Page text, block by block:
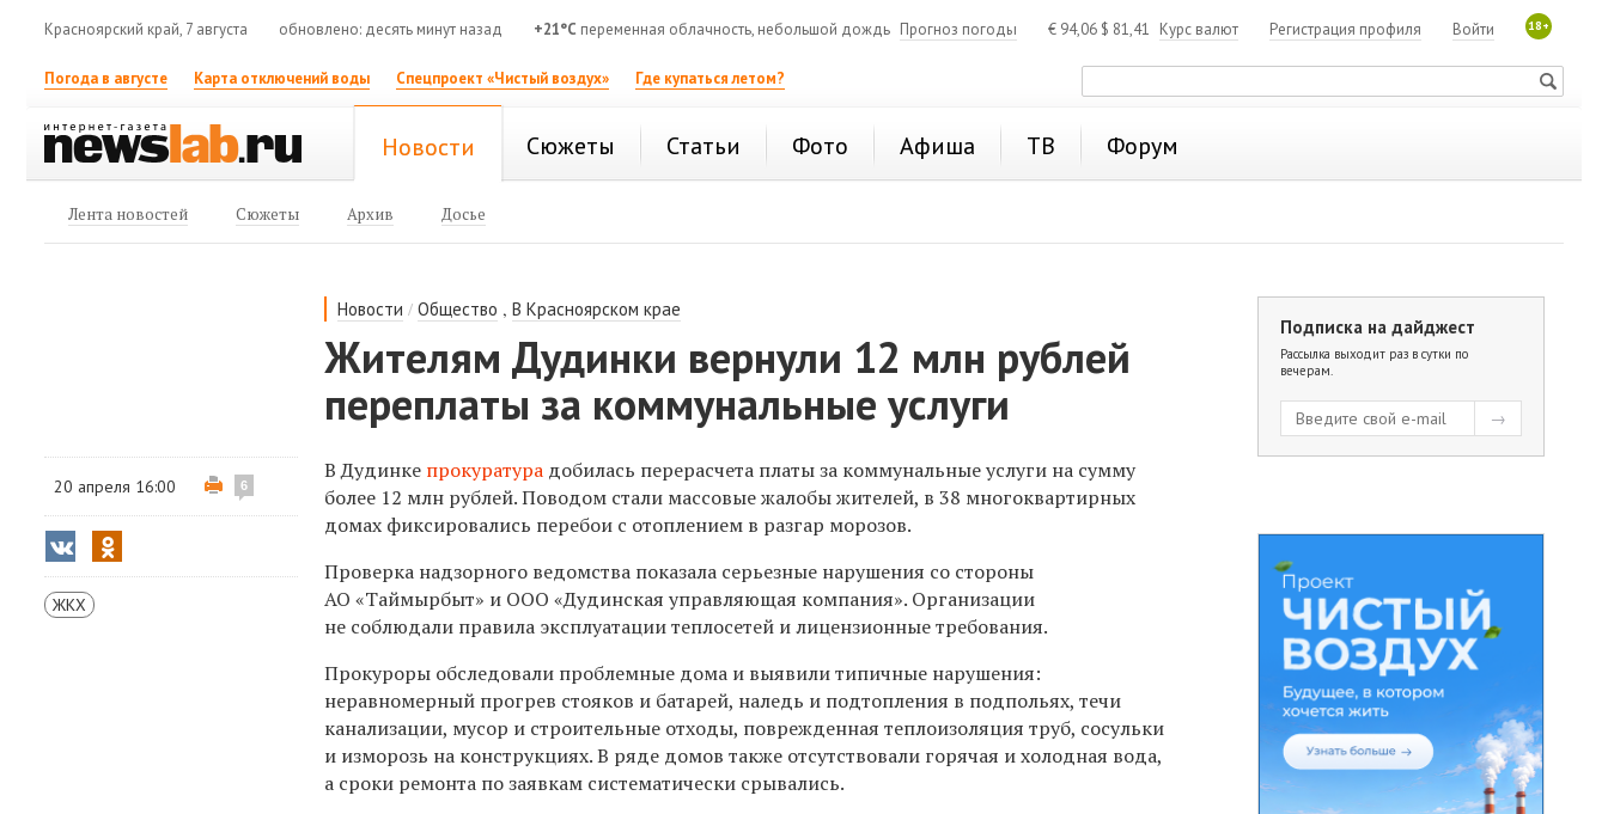
Красноярский край, 7 августа обновлено: десять минут назад +21°C переменная облачность, небольшой дождь Прогноз погоды € 94,06 $ 81,41 Курс валют 18+
Войти
Регистрация профиля
Погода в августе Карта отключений воды Спецпроект «Чистый воздух» Где купаться летом?
Новости Сюжеты Статьи Фото Афиша ТВ Форум
Лента новостей Сюжеты Архив Досье
Новости /Общество ,В Красноярском крае
Жителям Дудинки вернули 12 млн рублей
переплаты за коммунальные услуги
20 апреля 16:00 6
ЖКХ
В Дудинке прокуратура добилась перерасчета платы за коммунальные услуги на сумму
более 12 млн рублей. Поводом стали массовые жалобы жителей, в 38 многоквартирных
домах фиксировались перебои с отоплением в разгар морозов.
Проверка надзорного ведомства показала серьезные нарушения со стороны
АО «Таймырбыт» и ООО «Дудинская управляющая компания». Организации
не соблюдали правила эксплуатации теплосетей и лицензионные требования.
Прокуроры обследовали проблемные дома и выявили типичные нарушения:
неравномерный прогрев стояков и батарей, наледь и подтопления в подпольях, течи
канализации, мусор и строительные отходы, поврежденная теплоизоляция труб, сосульки
и изморозь на конструкциях. В ряде домов также отсутствовали горячая и холодная вода,
а сроки ремонта по заявкам систематически срывались.
Подписка на дайджест
Рассылка выходит раз в сутки по
вечерам.